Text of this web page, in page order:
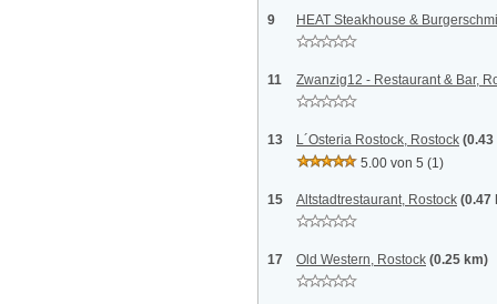
9 HEAT Steakhouse &
11 Zwanzig12 - Restaurant & Bar,
13 L´Osteria Rostock, Rostock
5.00 von 5 (1)
15 Altstadtrestaurant, Rostock (0.47
17 Old Western, Rostock (0.25 km)